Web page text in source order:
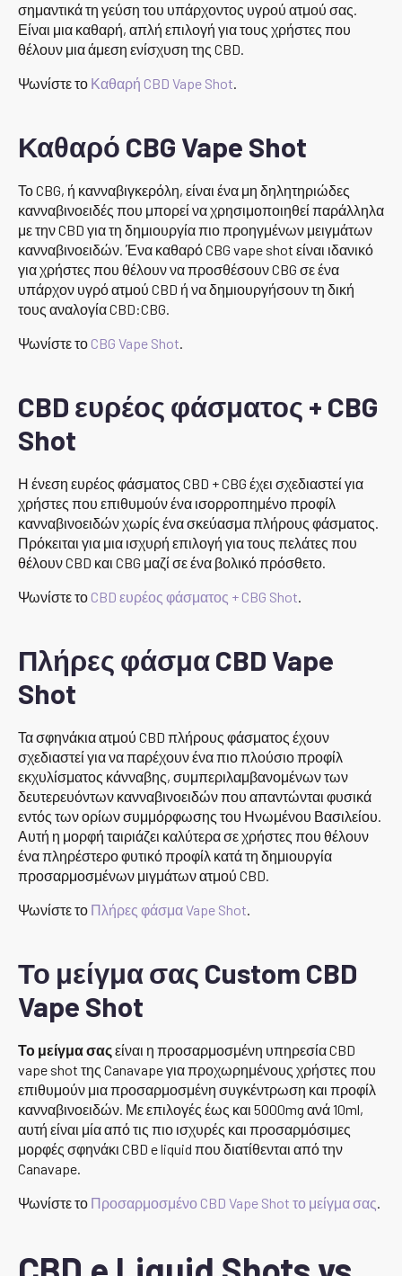
σημαντικά τη γεύση του υπάρχοντος υγρού ατμού σας.
Είναι μια καθαρή, απλή επιλογή για τους χρήστες που
θέλουν μια άμεση ενίσχυση της CBD.
Ψωνίστε το Καθαρή CBD Vape Shot.
Καθαρό CBG Vape Shot
Το CBG, ή κανναβιγκερόλη, είναι ένα μη δηλητηριώδες
κανναβινοειδές που μπορεί να χρησιμοποιηθεί παράλληλα
με την CBD για τη δημιουργία πιο προηγμένων μειγμάτων
κανναβινοειδών. Ένα καθαρό CBG vape shot είναι ιδανικό
για χρήστες που θέλουν να προσθέσουν CBG σε ένα
υπάρχον υγρό ατμού CBD ή να δημιουργήσουν τη δική
τους αναλογία CBD:CBG.
Ψωνίστε το CBG Vape Shot.
CBD ευρέος φάσματος + CBG
Shot
Η ένεση ευρέος φάσματος CBD + CBG έχει σχεδιαστεί για
χρήστες που επιθυμούν ένα ισορροπημένο προφίλ
κανναβινοειδών χωρίς ένα σκεύασμα πλήρους φάσματος.
Πρόκειται για μια ισχυρή επιλογή για τους πελάτες που
θέλουν CBD και CBG μαζί σε ένα βολικό πρόσθετο.
Ψωνίστε το CBD ευρέος φάσματος + CBG Shot.
Πλήρες φάσμα CBD Vape
Shot
Τα σφηνάκια ατμού CBD πλήρους φάσματος έχουν
σχεδιαστεί για να παρέχουν ένα πιο πλούσιο προφίλ
εκχυλίσματος κάνναβης, συμπεριλαμβανομένων των
δευτερευόντων κανναβινοειδών που απαντώνται φυσικά
εντός των ορίων συμμόρφωσης του Ηνωμένου Βασιλείου.
Αυτή η μορφή ταιριάζει καλύτερα σε χρήστες που θέλουν
ένα πληρέστερο φυτικό προφίλ κατά τη δημιουργία
προσαρμοσμένων μιγμάτων ατμού CBD.
Ψωνίστε το Πλήρες φάσμα Vape Shot.
Το μείγμα σας Custom CBD
Vape Shot
Το μείγμα σαςείναι η προσαρμοσμένη υπηρεσία CBD
vape shot της Canavape για προχωρημένους χρήστες που
επιθυμούν μια προσαρμοσμένη συγκέντρωση και προφίλ
κανναβινοειδών. Με επιλογές έως και 5000mg ανά 10ml,
αυτή είναι μία από τις πιο ισχυρές και προσαρμόσιμες
μορφές σφηνάκι CBD e liquid που διατίθενται από την
Canavape.
Ψωνίστε το Προσαρμοσμένο CBD Vape Shot το μείγμα σας.